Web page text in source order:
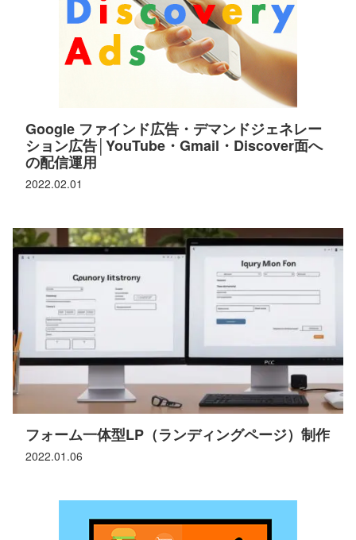
2022.02.01
Google ファインド広告・デマンドジェネレー
ション広告│YouTube・Gmail・Discover面へ
の配信運用
2022.01.06
フォーム一体型LP（ランディングページ）制作